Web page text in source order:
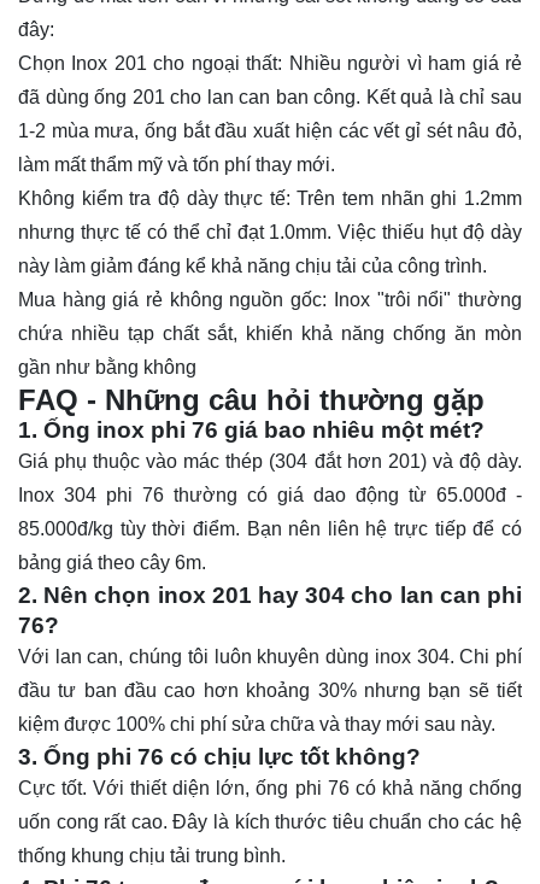
đây:
Chọn Inox 201 cho ngoại thất: Nhiều người vì ham giá rẻ
đã dùng ống 201 cho lan can ban công. Kết quả là chỉ sau
1-2 mùa mưa, ống bắt đầu xuất hiện các vết gỉ sét nâu đỏ,
làm mất thẩm mỹ và tốn phí thay mới.
Không kiểm tra độ dày thực tế: Trên tem nhãn ghi 1.2mm
nhưng thực tế có thể chỉ đạt 1.0mm. Việc thiếu hụt độ dày
này làm giảm đáng kể khả năng chịu tải của công trình.
Mua hàng giá rẻ không nguồn gốc: Inox "trôi nổi" thường
chứa nhiều tạp chất sắt, khiến khả năng chống ăn mòn
gần như bằng không
FAQ - Những câu hỏi thường gặp
1. Ống inox phi 76 giá bao nhiêu một mét?
Giá phụ thuộc vào mác thép (304 đắt hơn 201) và độ dày.
Inox 304 phi 76 thường có giá dao động từ 65.000đ -
85.000đ/kg tùy thời điểm. Bạn nên liên hệ trực tiếp để có
bảng giá theo cây 6m.
2. Nên chọn inox 201 hay 304 cho lan can phi
76?
Với lan can, chúng tôi luôn khuyên dùng inox 304. Chi phí
đầu tư ban đầu cao hơn khoảng 30% nhưng bạn sẽ tiết
kiệm được 100% chi phí sửa chữa và thay mới sau này.
3. Ống phi 76 có chịu lực tốt không?
Cực tốt. Với thiết diện lớn, ống phi 76 có khả năng chống
uốn cong rất cao. Đây là kích thước tiêu chuẩn cho các hệ
thống khung chịu tải trung bình.